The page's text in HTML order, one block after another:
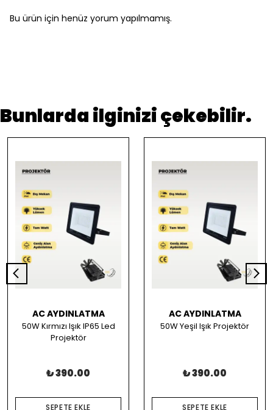
Bu ürün için henüz yorum yapılmamış.
Bunlarda ilginizi çekebilir.
AC AYDINLATMA
50W Kırmızı Işık IP65 Led
Projektör
₺ 390.00
SEPETE EKLE
AC AYDINLATMA
50W Yeşil Işık Projektör
₺ 390.00
SEPETE EKLE